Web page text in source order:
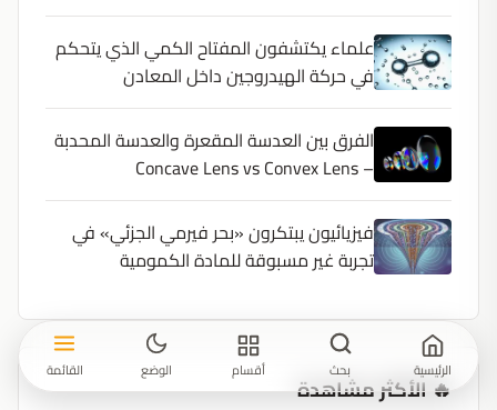
علماء يكتشفون المفتاح الكمي الذي يتحكم
في حركة الهيدروجين داخل المعادن
الفرق بين العدسة المقعرة والعدسة المحدبة
– Concave Lens vs Convex Lens
فيزيائيون يبتكرون «بحر فيرمي الجزئي» في
تجربة غير مسبوقة للمادة الكمومية
🔥 الأكثر مشاهدة
الرئيسية بحث أقسام الوضع القائمة